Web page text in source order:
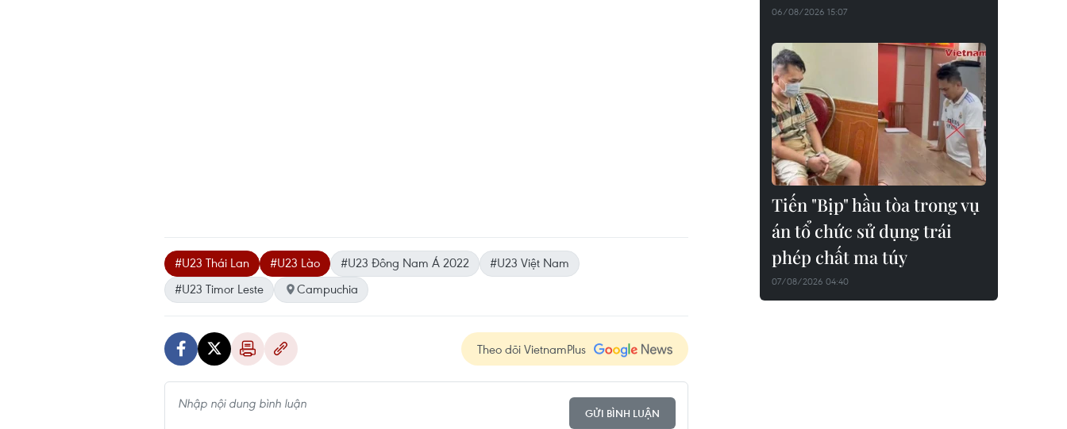
#U23 Thái Lan #U23 Lào #U23 Đông Nam Á 2022
#U23 Việt Nam
#U23 Timor Leste
Campuchia
Theo dõi VietnamPlus
GỬI BÌNH LUẬN
06/08/2026 15:07
Tiến "Bịp" hầu tòa trong vụ
án tổ chức sử dụng trái
phép chất ma túy
07/08/2026 04:40